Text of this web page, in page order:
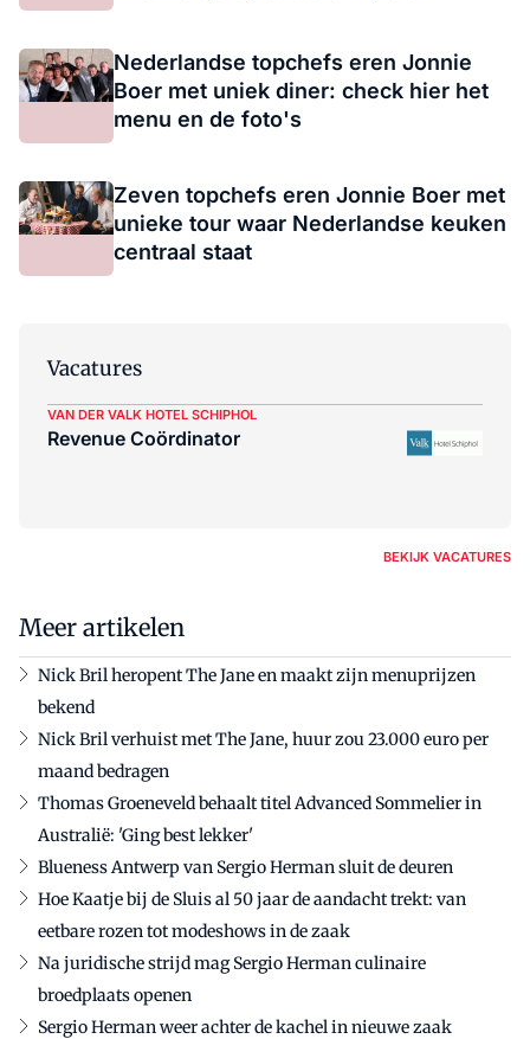
Nederlandse topchefs eren Jonnie
Boer met uniek diner: check hier het
menu en de foto's
Zeven topchefs eren Jonnie Boer met
unieke tour waar Nederlandse keuken
centraal staat
Vacatures
VAN DER VALK HOTEL SCHIPHOL
Revenue Coördinator
BEKIJK VACATURES
Meer artikelen
Nick Bril heropent The Jane en maakt zijn menuprijzen
bekend
Nick Bril verhuist met The Jane, huur zou 23.000 euro per
maand bedragen
Thomas Groeneveld behaalt titel Advanced Sommelier in
Australië: 'Ging best lekker'
Blueness Antwerp van Sergio Herman sluit de deuren
Hoe Kaatje bij de Sluis al 50 jaar de aandacht trekt: van
eetbare rozen tot modeshows in de zaak
Na juridische strijd mag Sergio Herman culinaire
broedplaats openen
Sergio Herman weer achter de kachel in nieuwe zaak